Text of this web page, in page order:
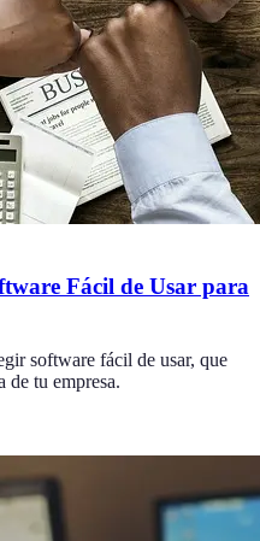
Fácil de Usar para
software fácil de usar, que
de tu empresa.